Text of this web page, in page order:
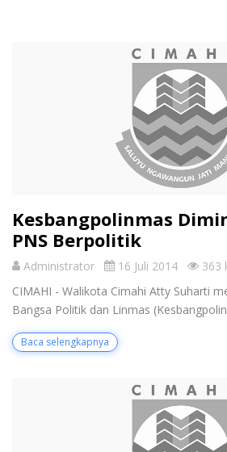
Kesbangpolinmas
PNS Berpolitik
Administrator 16 Juli 2014
363
CIMAHI - Walikota Cimahi Atty Suharti
Bangsa Politik dan Linmas
Baca selengkapnya